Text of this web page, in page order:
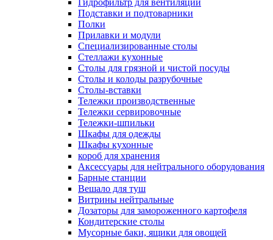
Гидрофильтр для вентиляции
Подставки и подтоварники
Полки
Прилавки и модули
Специализированные столы
Стеллажи кухонные
Столы для грязной и чистой посуды
Столы и колоды разрубочные
Столы-вставки
Тележки производственные
Тележки сервировочные
Тележки-шпильки
Шкафы для одежды
Шкафы кухонные
короб для хранения
Аксессуары для нейтрального оборудования
Барные станции
Вешало для туш
Витрины нейтральные
Дозаторы для замороженного картофеля
Кондитерские столы
Мусорные баки, ящики для овощей